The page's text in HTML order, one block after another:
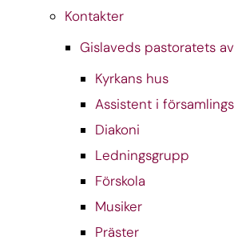
Kontakter
Gislaveds pastoratets
Kyrkans hus
Assistent i
Diakoni
Ledningsgrupp
Förskola
Musiker
Präster